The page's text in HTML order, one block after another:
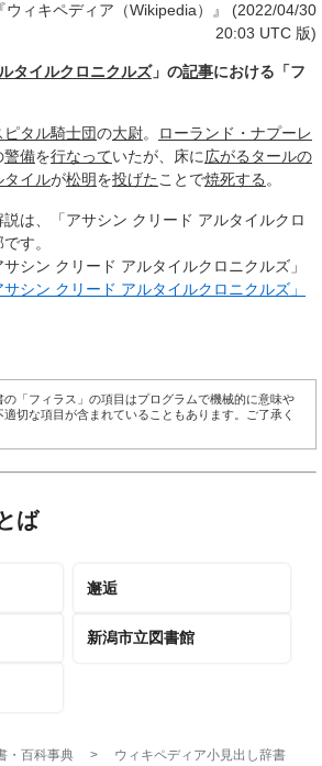
ウィキペディア（Wikipedia）』 (2022/04/30
20:03 UTC 版)
タイルクロニクルズ」の記事における「フ
ピタル騎士団の大尉。
ローランド・ナプーレ
警備を行なっていたが、床に広がる タールの
タイルが松明を投げたことで焼死する。
は、「アサシン クリード アルタイルクロ
す。
サシン クリード アルタイルクロニクルズ」
サシン クリード アルタイルクロニクルズ」
「フィラス」の項目はプログラムで機械的に意味や
切な項目が含まれていることもあります。ご了承く
ば
邂逅
新潟市立図書館
・百科事典 >
ウィキペディア小見出し辞書